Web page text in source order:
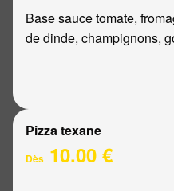
Base sauce tomate,
de dinde, champignons,
Pizza texane
Dès 10.00 €